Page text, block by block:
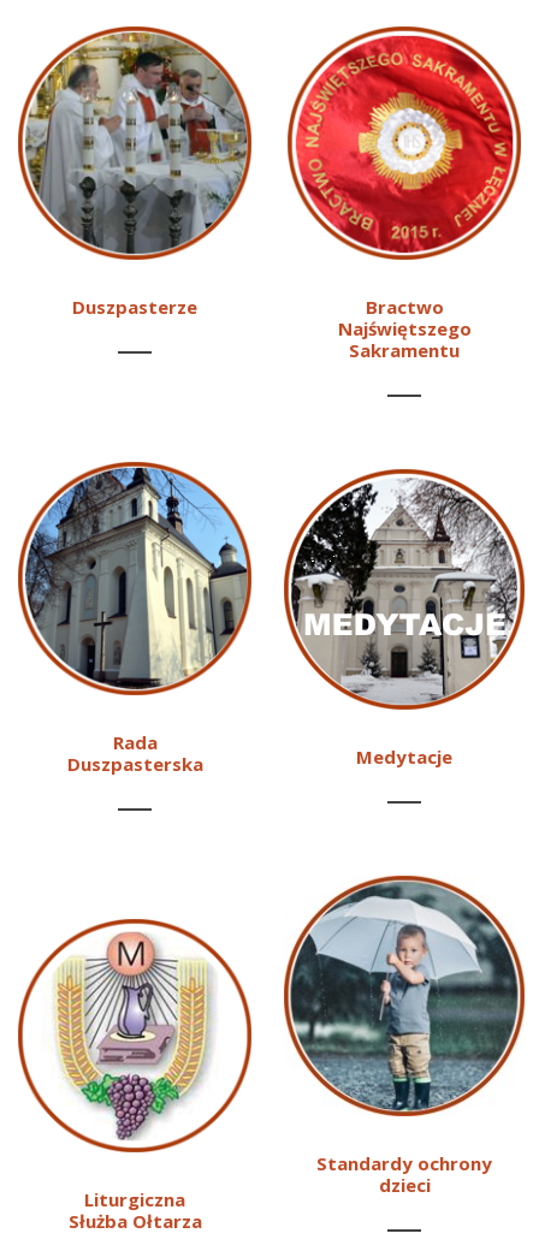
Duszpasterze
Rada
Duszpasterska
Liturgiczna
Służba Ołtarza
Bractwo
Najświętszego
Sakramentu
Medytacje
Standardy ochrony
dzieci